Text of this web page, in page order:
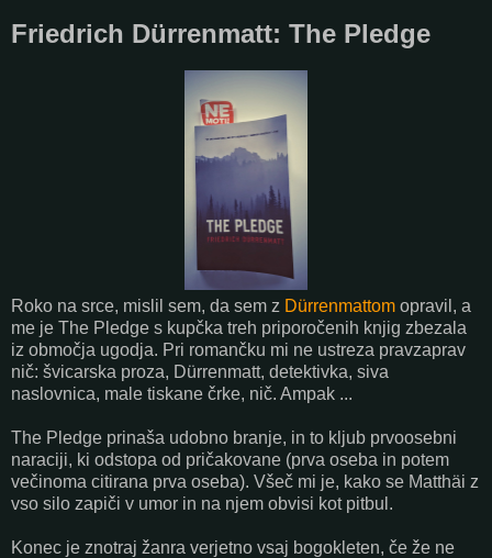
Friedrich Dürrenmatt: The Pledge
Roko na srce, mislil sem, da sem z Dürrenmattom opravil, a
me je The Pledge s kupčka treh priporočenih knjig zbezala
iz območja ugodja. Pri romančku mi ne ustreza pravzaprav
nič: švicarska proza, Dürrenmatt, detektivka, siva
naslovnica, male tiskane črke, nič. Ampak ...
The Pledge prinaša udobno branje, in to kljub prvoosebni
naraciji, ki odstopa od pričakovane (prva oseba in potem
večinoma citirana prva oseba). Všeč mi je, kako se Matthäi z
vso silo zapiči v umor in na njem obvisi kot pitbul.
Konec je znotraj žanra verjetno vsaj bogokleten, če že ne